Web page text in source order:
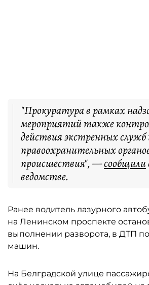
"Прокуратура в рамках
мероприятий также
действия экстренных служб
правоохранительных
происшествия", —сообщили
ведомстве.
Ранее водитель лазурного
на Ленинском проспекте
выполнении разворота, в ДТП
машин.
На Белградской улице